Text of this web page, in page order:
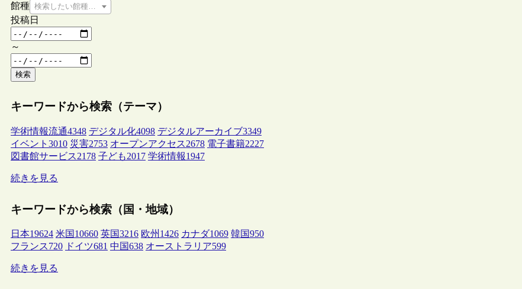
館種 検索したい館種を選択してください
投稿日
～
検索
キーワードから検索（テーマ）
学術情報流通4348 デジタル化4098 デジタルアーカイブ3349
イベント 3010 災害2753 オープンアクセス2678 電子書籍2227
図書館サービス2178 子ども2017 学術情報1947
続きを見る
キーワードから検索（国・地域）
日本19624 米国 10660 英国3216 欧州 1426 カナダ1069 韓国950
フランス720 ドイツ681 中国638 オーストラリア599
続きを見る